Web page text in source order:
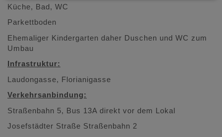
Küche, Bad, WC
Parkettboden
Ehemaliger Kindergarten daher Duschen und WC zum
Umbau
Infrastruktur:
Laudongasse, Florianigasse
Verkehrsanbindung:
Straßenbahn 5, Bus 13A direkt vor dem Lokal
Josefstädter Straße Straßenbahn 2